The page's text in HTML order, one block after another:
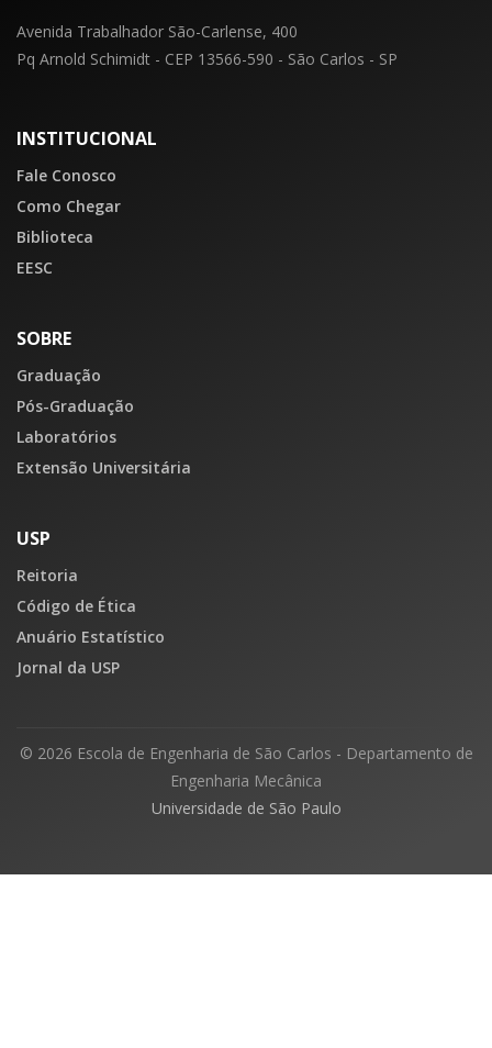
Avenida Trabalhador São-Carlense, 400
Pq Arnold Schimidt - CEP 13566-590 - São Carlos - SP
INSTITUCIONAL
Fale Conosco
Como Chegar
Biblioteca
EESC
SOBRE
Graduação
Pós-Graduação
Laboratórios
Extensão Universitária
USP
Reitoria
Código de Ética
Anuário Estatístico
Jornal da USP
© 2026 Escola de Engenharia de São Carlos - Departamento de
Engenharia Mecânica
Universidade de São Paulo